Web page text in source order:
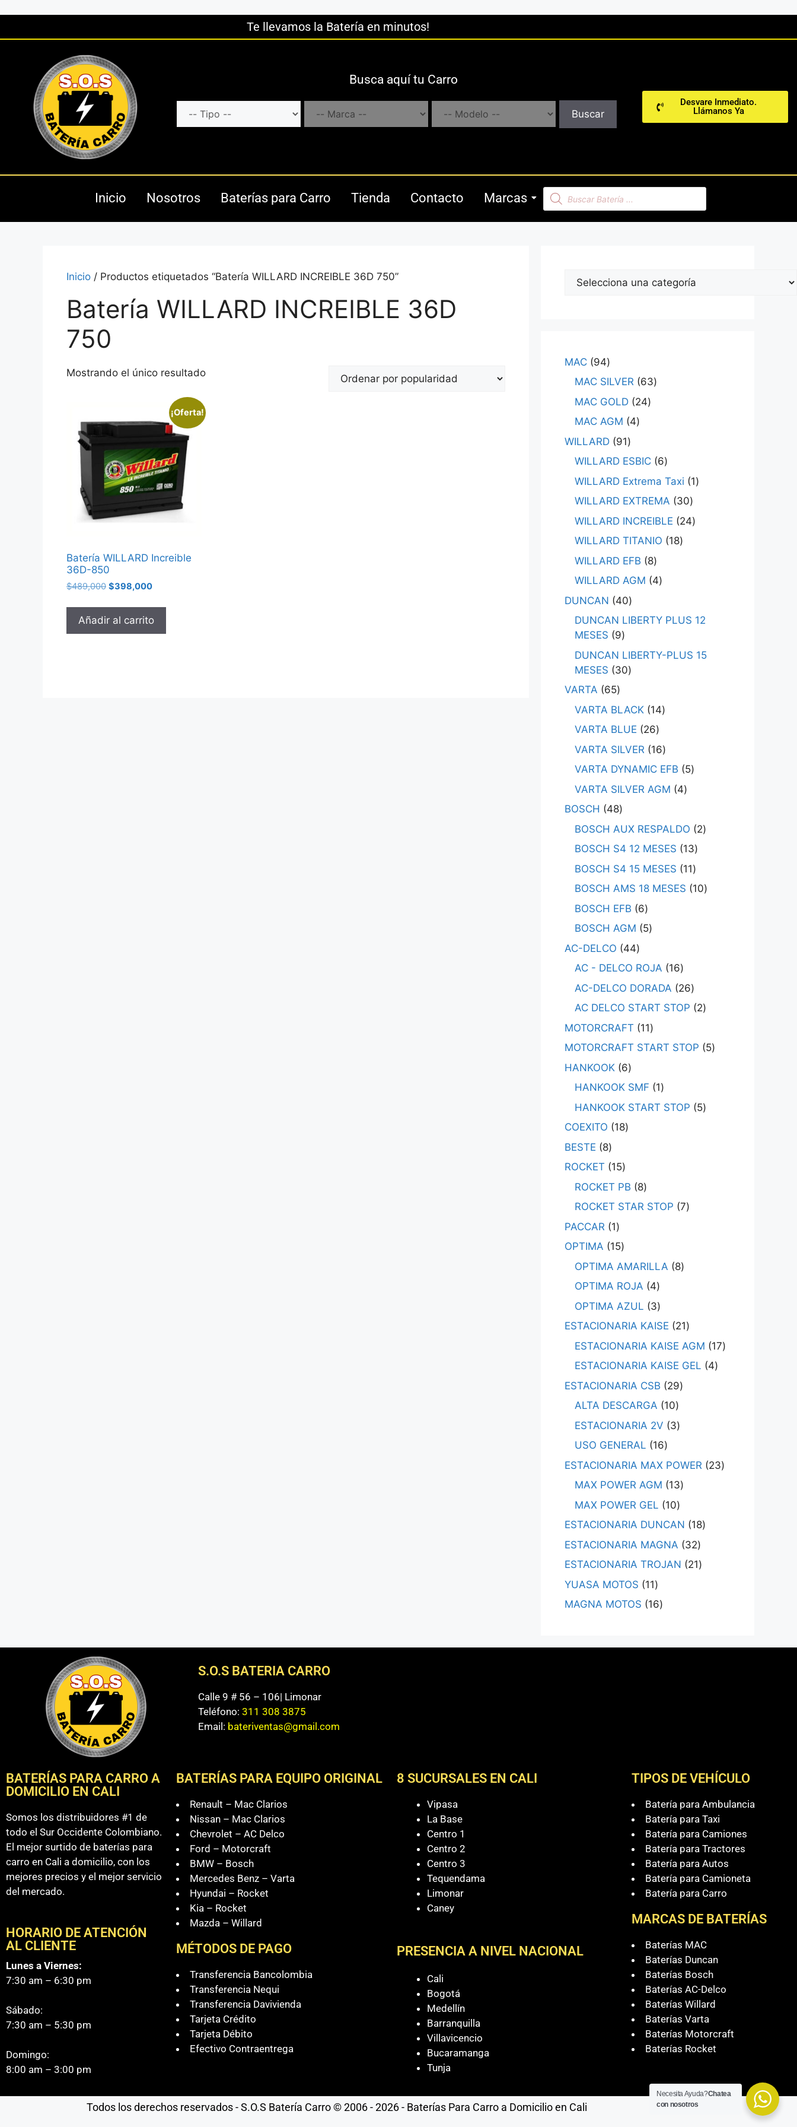
Te llevamos la Batería en minutos!
Busca aquí tu Carro
Buscar
Desvare Inmediato.
Llámanos Ya
Inicio Nosotros Baterías para Carro Tienda Contacto Marcas
Inicio / Productos etiquetados “Batería WILLARD INCREIBLE 36D 750”
Batería WILLARD INCREIBLE 36D
750
Mostrando el único resultado
¡Oferta!
Batería WILLARD Increible
36D-850
$489,000 $398,000
Añadir al carrito
MAC 94
MAC SILVER 63
MAC GOLD 24
MAC AGM
4
WILLARD 91
WILLARD ESBIC 6
WILLARD Extrema Taxi
1
WILLARD EXTREMA
30
WILLARD INCREIBLE
24
WILLARD TITANIO
18
WILLARD EFB
8
WILLARD AGM
4
DUNCAN
40
DUNCAN LIBERTY PLUS 12
MESES
9
DUNCAN LIBERTY-PLUS 15
MESES
30
VARTA
65
VARTA BLACK 14
VARTA BLUE
26
VARTA SILVER
16
VARTA DYNAMIC EFB
5
VARTA SILVER AGM
4
BOSCH
48
BOSCH AUX RESPALDO
2
BOSCH S4 12 MESES
13
BOSCH S4 15 MESES
11
BOSCH AMS 18 MESES
10
BOSCH EFB
6
BOSCH AGM
5
AC-DELCO
44
AC - DELCO ROJA
16
AC-DELCO DORADA
26
AC DELCO START STOP
2
MOTORCRAFT
11
MOTORCRAFT START STOP
5
HANKOOK 6
HANKOOK SMF
1
HANKOOK START STOP
5
COEXITO
18
BESTE
8
ROCKET
15
ROCKET PB
8
ROCKET STAR STOP 7
PACCAR
1
OPTIMA
15
OPTIMA AMARILLA
8
OPTIMA ROJA
4
OPTIMA AZUL
3
ESTACIONARIA KAISE
21
ESTACIONARIA KAISE AGM
17
ESTACIONARIA KAISE GEL
4
ESTACIONARIA CSB
29
ALTA DESCARGA
10
ESTACIONARIA 2V
3
USO GENERAL
16
ESTACIONARIA MAX POWER
23
MAX POWER AGM
13
MAX POWER GEL
10
ESTACIONARIA DUNCAN
18
ESTACIONARIA MAGNA
32
ESTACIONARIA TROJAN
21
YUASA MOTOS
11
MAGNA MOTOS
16
S.O.S BATERIA CARRO
Calle 9 # 56 – 106| Limonar
Teléfono:311 308 3875
Email: bateriventas@gmail.com
BATERÍAS PARA CARRO A
DOMICILIO EN CALI
Somos los distribuidores #1 de
todo el Sur Occidente Colombiano.
El mejor surtido de baterías para
carro en Cali a domicilio, con los
mejores precios y el mejor servicio
del mercado.
HORARIO DE ATENCIÓN
AL CLIENTE
Lunes a Viernes:
7:30 am – 6:30 pm
Sábado:
7:30 am – 5:30 pm
Domingo:
8:00 am – 3:00 pm
BATERÍAS PARA EQUIPO ORIGINAL
Renault – Mac Clarios
Nissan – Mac Clarios
Chevrolet – AC Delco
Ford – Motorcraft
BMW – Bosch
Mercedes Benz – Varta
Hyundai – Rocket
Kia – Rocket
Mazda – Willard
MÉTODOS DE PAGO
Transferencia Bancolombia
Transferencia Nequi
Transferencia Davivienda
Tarjeta Crédito
Tarjeta Débito
Efectivo Contraentrega
8 SUCURSALES EN CALI
Vipasa
La Base
Centro 1
Centro 2
Centro 3
Tequendama
Limonar
Caney
PRESENCIA A NIVEL NACIONAL
Cali
Bogotá
Medellín
Barranquilla
Villavicencio
Bucaramanga
Tunja
TIPOS DE VEHÍCULO
Batería para Ambulancia
Batería para Taxi
Batería para Camiones
Batería para Tractores
Batería para Autos
Batería para Camioneta
Batería para Carro
MARCAS DE BATERÍAS
Baterías MAC
Baterías Duncan
Baterías Bosch
Baterías AC-Delco
Baterías Willard
Baterías Varta
Baterías Motorcraft
Baterías Rocket
Todos los derechos reservados - S.O.S Batería Carro © 2006 - 2026 - Baterías Para Carro a Domicilio en Cali
Necesita Ayuda?Chatea
con nosotros